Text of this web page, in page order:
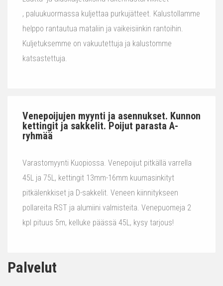
, paluukuormassa kuljettaa purkujätteet. Kalustollamme
helppo rantautua mataliin ja vaikeisiinkin rantoihin.
Kuljetuksemme on vakuutettuja ja kalustomme
katsastettuja.
Venepoijujen myynti ja asennukset. Kunnon
kettingit ja sakkelit. Poijut parasta A-
ryhmää
Varastomyynti Kuopiossa. Venepoijut pitkällä varrella
45L ja 75L, kettingit 13mm-16mm kuumasinkityt
pitkälenkkiset ja D-sakkelit. Veneen kiinnitykseen
pollareita RST ja alumiini valmisteita. Venepuomeja 2
kpl pituus 5m, kelluke päässä 45L, kysy tarjous!
Palvelut